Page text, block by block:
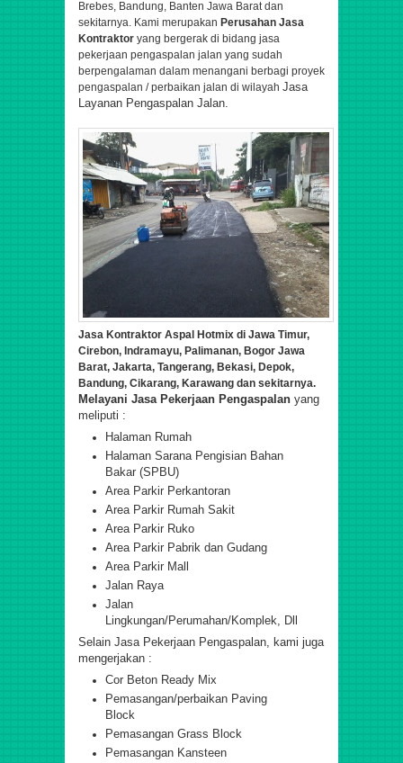
Brebes, Bandung, Banten Jawa Barat dan
sekitarnya. Kami merupakan Perusahan Jasa
Kontraktor yang bergerak di bidang jasa
pekerjaan pengaspalan jalan yang sudah
berpengalaman dalam menangani berbagi proyek
pengaspalan / perbaikan jalan di wilayah Jasa
Layanan Pengaspalan Jalan.
Jasa Kontraktor Aspal Hotmix di Jawa Timur,
Cirebon, Indramayu, Palimanan, Bogor Jawa
Barat, Jakarta, Tangerang, Bekasi, Depok,
Bandung, Cikarang, Karawang dan sekitarnya.
Melayani Jasa Pekerjaan Pengaspalan yang
meliputi :
Halaman Rumah
Halaman Sarana Pengisian Bahan
Bakar (SPBU)
Area Parkir Perkantoran
Area Parkir Rumah Sakit
Area Parkir Ruko
Area Parkir Pabrik dan Gudang
Area Parkir Mall
Jalan Raya
Jalan
Lingkungan/Perumahan/Komplek, Dll
Selain Jasa Pekerjaan Pengaspalan, kami juga
mengerjakan :
Cor Beton Ready Mix
Pemasangan/perbaikan Paving
Block
Pemasangan Grass Block
Pemasangan Kansteen